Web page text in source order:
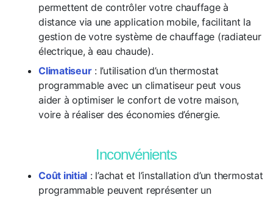
permettent de contrôler votre chauffage à
distance via une application mobile, facilitant la
gestion de votre système de chauffage (radiateur
électrique, à eau chaude).
Climatiseur: l’utilisation d’un thermostat
programmable avec un climatiseur peut vous
aider à optimiser le confort de votre maison,
voire à réaliser des économies d’énergie.
Inconvénients
Coût initial : l’achat et l’installation d’un thermostat
programmable peuvent représenter un